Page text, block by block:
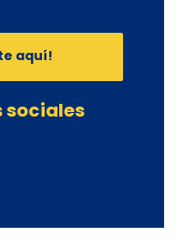
aquí!
sociales